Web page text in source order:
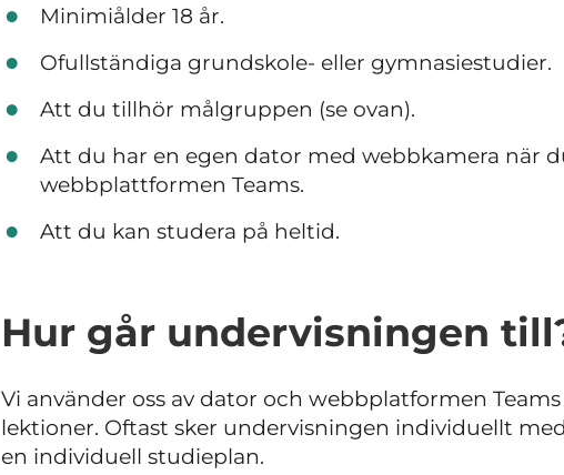
Minimiålder 18 år.
Ofullständiga grundskole- eller gymnasiestudier.
Att du tillhör målgruppen (se ovan).
Att du har en egen dator med webbkamera när
webbplattformen Teams.
Att du kan studera på heltid.
Hur går undervisningen
Vi använder oss av dator och webbplatformen
lektioner. Oftast sker undervisningen individuellt
en individuell studieplan.